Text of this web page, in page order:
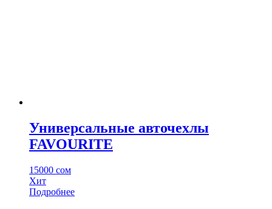
Универсальные авточехлы
FAVOURITE
15000 сом
Хит
ПодробнееЭтот